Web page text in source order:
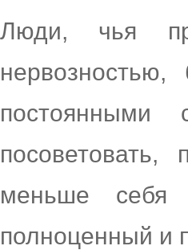
Люди, чья
посоветовать,
меньше себя
полноценный и